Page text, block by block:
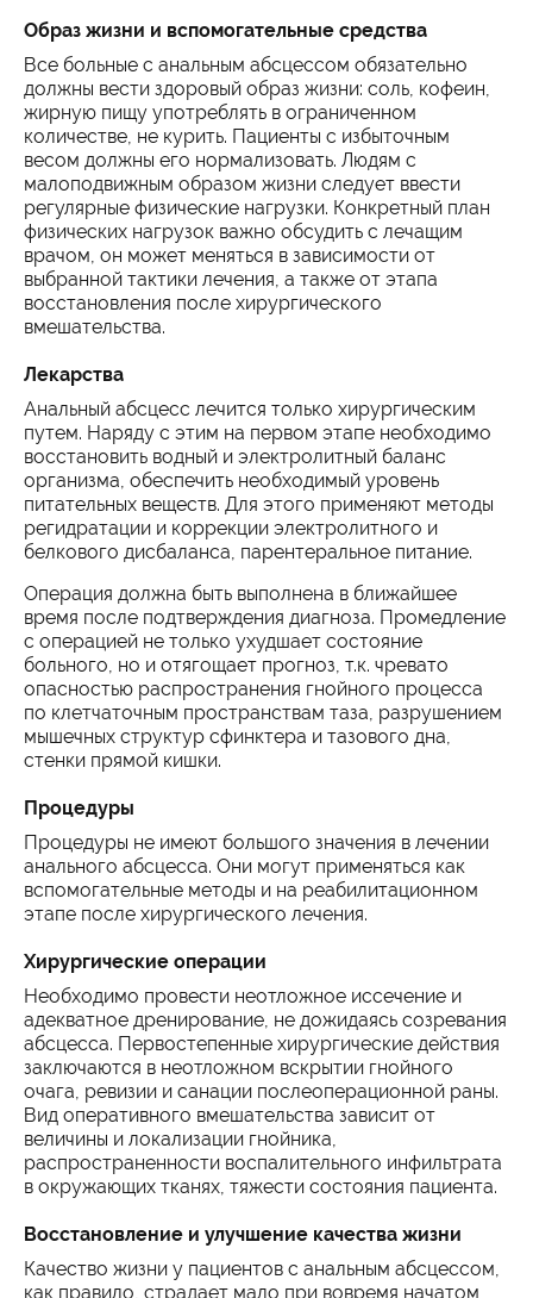
Образ жизни и вспомогательные средства
Все больные с анальным абсцессом обязательно
должны вести здоровый образ жизни: соль, кофеин,
жирную пищу употреблять в ограниченном
количестве, не курить. Пациенты с избыточным
весом должны его нормализовать. Людям с
малоподвижным образом жизни следует ввести
регулярные физические нагрузки. Конкретный план
физических нагрузок важно обсудить с лечащим
врачом, он может меняться в зависимости от
выбранной тактики лечения, а также от этапа
восстановления после хирургического
вмешательства.
Лекарства
Анальный абсцесс лечится только хирургическим
путем. Наряду с этим на первом этапе необходимо
восстановить водный и электролитный баланс
организма, обеспечить необходимый уровень
питательных веществ. Для этого применяют методы
регидратации и коррекции электролитного и
белкового дисбаланса, парентеральное питание.
Операция должна быть выполнена в ближайшее
время после подтверждения диагноза. Промедление
с операцией не только ухудшает состояние
больного, но и отягощает прогноз, т.к. чревато
опасностью распространения гнойного процесса
по клетчаточным пространствам таза, разрушением
мышечных структур сфинктера и тазового дна,
стенки прямой кишки.
Процедуры
Процедуры не имеют большого значения в лечении
анального абсцесса. Они могут применяться как
вспомогательные методы и на реабилитационном
этапе после хирургического лечения.
Хирургические операции
Необходимо провести неотложное иссечение и
адекватное дренирование, не дожидаясь созревания
абсцесса. Первостепенные хирургические действия
заключаются в неотложном вскрытии гнойного
очага, ревизии и санации послеоперационной раны.
Вид оперативного вмешательства зависит от
величины и локализации гнойника,
распространенности воспалительного инфильтрата
в окружающих тканях, тяжести состояния пациента.
Восстановление и улучшение качества жизни
Качество жизни у пациентов с анальным абсцессом,
как правило, страдает мало при вовремя начатом